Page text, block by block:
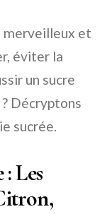
merveilleux et
éviter la
un sucre
Décryptons
sucrée.
Les